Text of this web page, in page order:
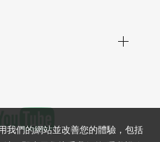
我們的網站並改善您的體驗，包括